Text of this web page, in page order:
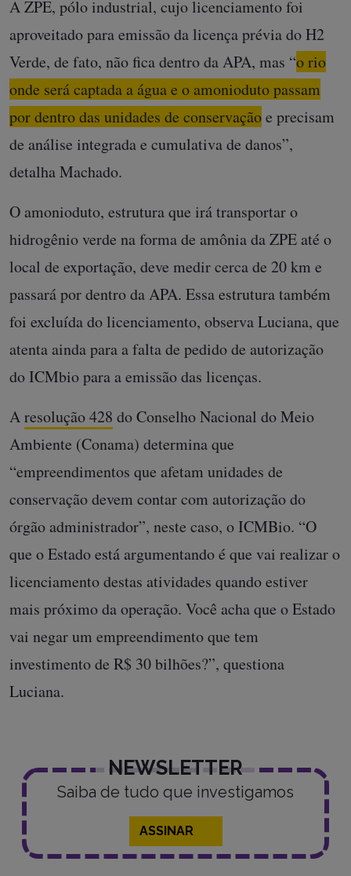
A ZPE, pólo industrial, cujo licenciamento foi
aproveitado para emissão da licença prévia do H2
Verde, de fato, não fica dentro da APA, mas “o rio
onde será captada a água e o amonioduto passam
por dentro das unidades de conservaçãoe precisam
de análise integrada e cumulativa de danos”,
detalha Machado.
O amonioduto, estrutura que irá transportar o
hidrogênio verde na forma de amônia da ZPE até o
local de exportação, deve medir cerca de 20 km e
passará por dentro da APA. Essa estrutura também
foi excluída do licenciamento, observa Luciana, que
atenta ainda para a falta de pedido de autorização
do ICMbio para a emissão das licenças.
Aresolução 428 do Conselho Nacional do Meio
Ambiente (Conama) determina que
“empreendimentos que afetam unidades de
conservação devem contar com autorização do
órgão administrador”, neste caso, o ICMBio. “O
que o Estado está argumentando é que vai realizar o
licenciamento destas atividades quando estiver
mais próximo da operação. Você acha que o Estado
vai negar um empreendimento que tem
investimento de R$ 30 bilhões?”, questiona
Luciana.
NEWSLETTER
Saiba de tudo que investigamos
ASSINAR